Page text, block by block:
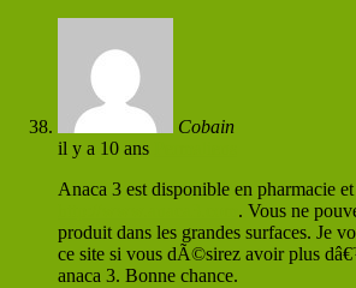
Cobain
il y a 10 ans
Anaca 3 est disponible en pharmacie
. Vous ne
produit dans les grandes surfaces. Je
ce site si vous dÃ©sirez avoir plus
anaca 3. Bonne chance.